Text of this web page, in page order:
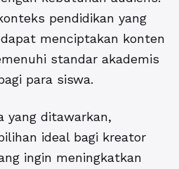
pendidikan yang
menciptakan konten
standar akademis
para siswa.
yang ditawarkan,
ideal bagi kreator
ingin meningkatkan